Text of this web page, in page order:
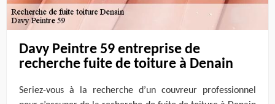
Davy Peintre 59 entreprise de
recherche fuite de toiture à Denain
Seriez-vous à la recherche d’un couvreur professionnel